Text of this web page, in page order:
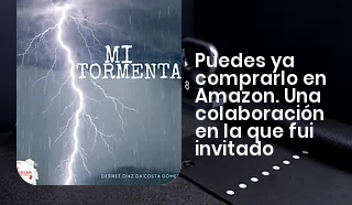
Puedes ya
comprarlo en
Amazon. Una
colaboración
en la que fui
invitado